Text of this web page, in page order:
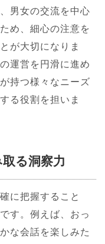
男女の交流を中心
め、細心の注意を
が大切になりま
運営を円滑に進め
持つ様々なニーズ
る役割を担いま
る洞察力
に把握すること
す。例えば、おっ
な会話を楽しみた